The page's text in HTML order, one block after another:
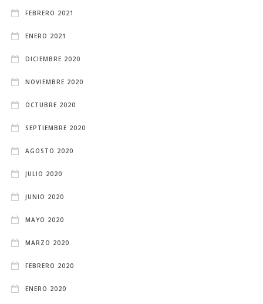
FEBRERO 2021
ENERO 2021
DICIEMBRE 2020
NOVIEMBRE 2020
OCTUBRE 2020
SEPTIEMBRE 2020
AGOSTO 2020
JULIO 2020
JUNIO 2020
MAYO 2020
MARZO 2020
FEBRERO 2020
ENERO 2020